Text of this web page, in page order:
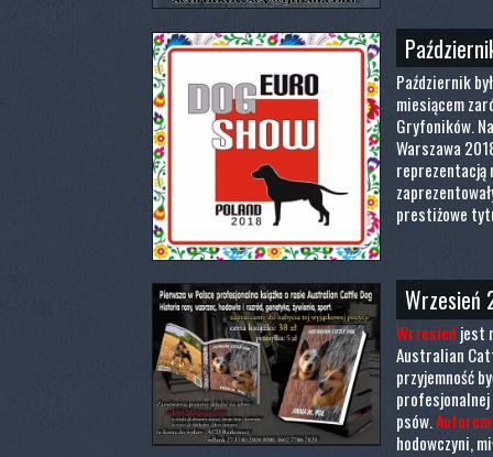
Październik
miesiącem
Gryfoników.
Warszawa
reprezentacją
prestiżowe
Wrzesień
Wrzesień jest
Australian
przyjemność
psów.Autorem
hodowczyni,